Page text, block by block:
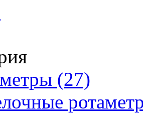
(27)